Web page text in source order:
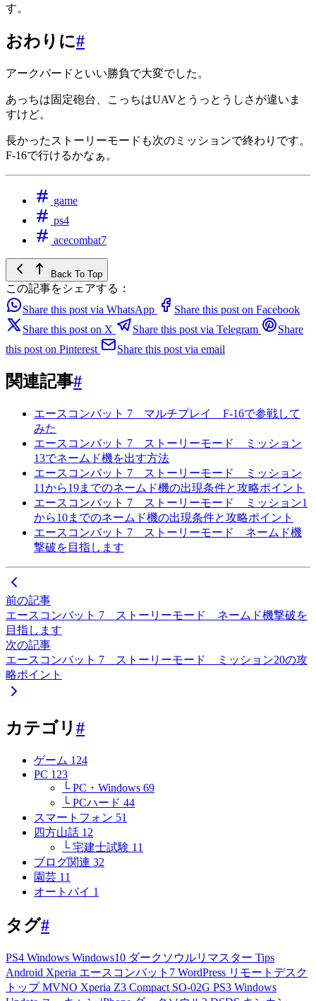
す。
おわりに#
アークバードといい勝負で大変でした。
あっちは固定砲台、こっちはUAVとうっとうしさが違いま
すけど。
長かったストーリーモードも次のミッションで終わりです。
F-16で行けるかなぁ。
game
ps4
acecombat7
Back To Top
この記事をシェアする：
Share this post via WhatsApp
Share this post on Facebook
Share this post on X
Share this post via Telegram
Share
this post on Pinterest
Share this post via email
関連記事#
エースコンバット 7 マルチプレイ F-16で参戦して
みた
エースコンバット 7 ストーリーモード ミッション
13でネームド機を出す方法
エースコンバット 7 ストーリーモード ミッション
11から19までのネームド機の出現条件と攻略ポイント
エースコンバット 7 ストーリーモード ミッション1
から10までのネームド機の出現条件と攻略ポイント
エースコンバット 7 ストーリーモード ネームド機
撃破を目指します
前の記事
エースコンバット 7 ストーリーモード ネームド機撃破を
目指します
次の記事
エースコンバット 7 ストーリーモード ミッション20の攻
略ポイント
カテゴリ #
ゲーム 124
PC 123
└ PC・Windows 69
└ PCハード 44
スマートフォン 51
四方山話 12
└ 宅建士試験 11
ブログ関連 32
園芸 11
オートバイ 1
タグ#
PS4 Windows Windows10 ダークソウルリマスター Tips
Android Xperia エースコンバット7 WordPress リモートデスク
トップMVNO Xperia Z3 Compact SO-02G PS3 Windows